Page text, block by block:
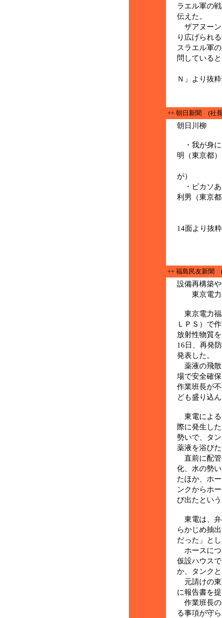
ラエル軍の
伝えた。
ザアヌーン
り広げられ
スラエル軍
問している
Ｎ」より抜
++ 朝日新聞 (社
朝日川柳
・我が身
明（東京都）
が）
・ピカソ
利男（東京
14面より抜
++ 福島民友新
設備再構築
東京電力
東京電力福
ＬＰＳ）で
放射性物質
16日、再発
発表した。
薬液の飛散
場で安全確
作業班長が
ども盛り込
東電による
際に発生し
勢いで、タ
薬液を浴び
直前に配管
化、水の勢
たほか、ホ
ンクからホ
び出たとい
東電は、弁
らかじめ抽
だった」と
ホースにつ
仮設ハウス
か、タンク
元請けの東
に報告書を
作業班長の
る事項が守